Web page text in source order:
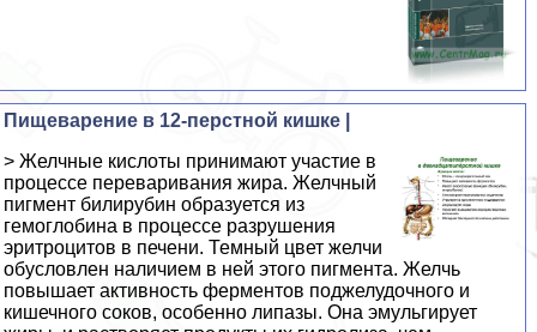
Пищеварение в 12-перстной кишке |
> Желчные кислоты принимают участие в
процессе переваривания жира. Желчный
пигмент билирубин образуется из
гемоглобина в процессе разрушения
эритроцитов в печени. Темный цвет желчи
обусловлен наличием в ней этого пигмента. Желчь
повышает активность ферментов поджелудочного и
кишечного соков, особенно липазы. Она эмульгирует